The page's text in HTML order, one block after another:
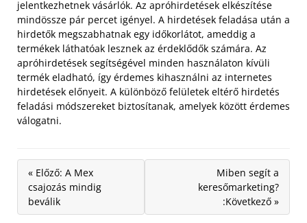
jelentkezhetnek vásárlók. Az apróhirdetések elkészítése
mindössze pár percet igényel. A hirdetések feladása után a
hirdetők megszabhatnak egy időkorlátot, ameddig a
termékek láthatóak lesznek az érdeklődők számára. Az
apróhirdetések segítségével minden használaton kívüli
termék eladható, így érdemes kihasználni az internetes
hirdetések előnyeit. A különböző felületek eltérő hirdetés
feladási módszereket biztosítanak, amelyek között érdemes
válogatni.
« Előző: A Mex
csajozás mindig
beválik
Miben segít a
keresőmarketing?
:Következő »